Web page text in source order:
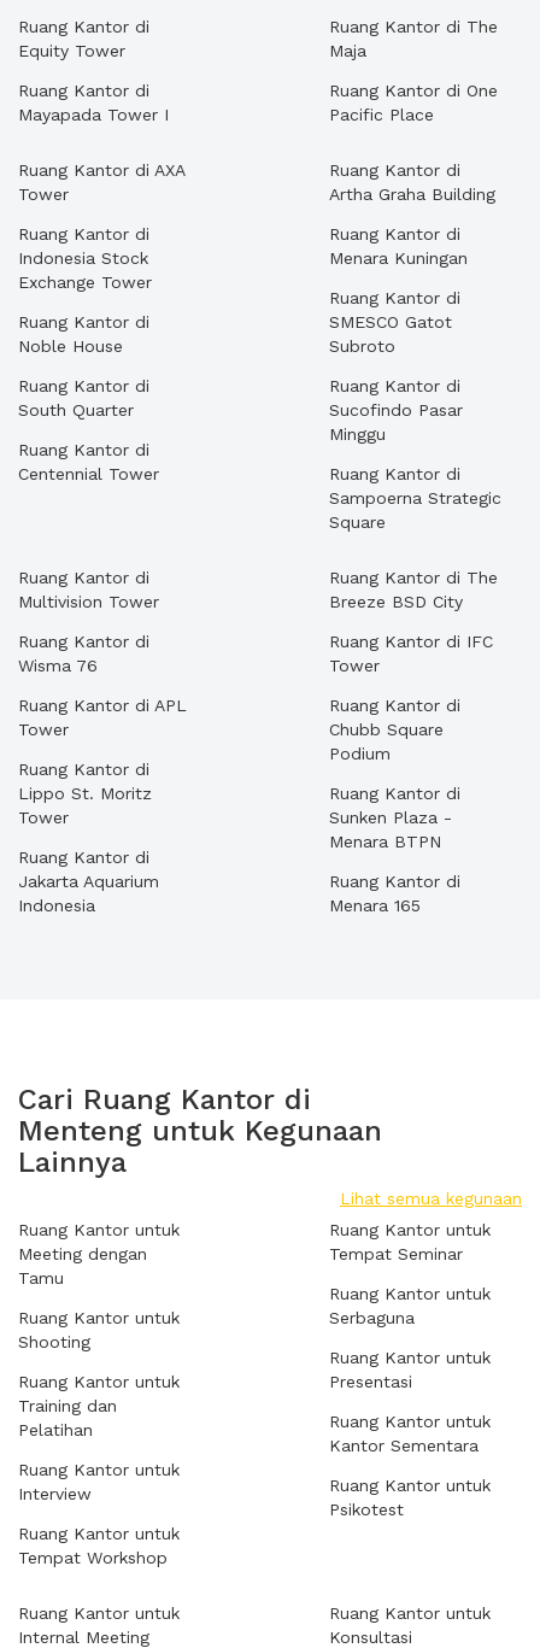
Ruang Kantor di
Equity Tower
Ruang Kantor di
Mayapada Tower I
Ruang Kantor di The
Maja
Ruang Kantor di One
Pacific Place
Ruang Kantor di AXA
Tower
Ruang Kantor di
Indonesia Stock
Exchange Tower
Ruang Kantor di
Noble House
Ruang Kantor di
South Quarter
Ruang Kantor di
Centennial Tower
Ruang Kantor di
Artha Graha Building
Ruang Kantor di
Menara Kuningan
Ruang Kantor di
SMESCO Gatot
Subroto
Ruang Kantor di
Sucofindo Pasar
Minggu
Ruang Kantor di
Sampoerna Strategic
Square
Ruang Kantor di
Multivision Tower
Ruang Kantor di
Wisma 76
Ruang Kantor di APL
Tower
Ruang Kantor di
Lippo St. Moritz
Tower
Ruang Kantor di
Jakarta Aquarium
Indonesia
Ruang Kantor di The
Breeze BSD City
Ruang Kantor di IFC
Tower
Ruang Kantor di
Chubb Square
Podium
Ruang Kantor di
Sunken Plaza -
Menara BTPN
Ruang Kantor di
Menara 165
Cari Ruang Kantor di
Menteng untuk Kegunaan
Lainnya
Lihat semua kegunaan
Ruang Kantor untuk
Meeting dengan
Tamu
Ruang Kantor untuk
Shooting
Ruang Kantor untuk
Training dan
Pelatihan
Ruang Kantor untuk
Interview
Ruang Kantor untuk
Tempat Workshop
Ruang Kantor untuk
Tempat Seminar
Ruang Kantor untuk
Serbaguna
Ruang Kantor untuk
Presentasi
Ruang Kantor untuk
Kantor Sementara
Ruang Kantor untuk
Psikotest
Ruang Kantor untuk
Internal Meeting
Ruang Kantor untuk
Konsultasi